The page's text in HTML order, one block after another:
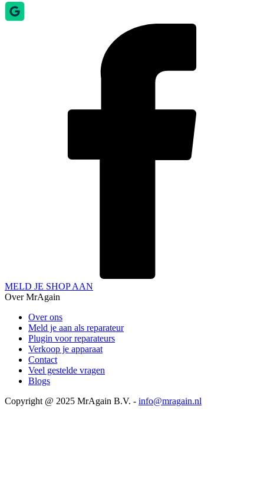
MELD JE SHOP AAN
Over MrAgain
Over ons
Meld je aan als reparateur
Plugin voor reparateurs
Verkoop je apparaat
Contact
Veel gestelde vragen
Blogs
Copyright @ 2025 MrAgain B.V. - info@mragain.nl